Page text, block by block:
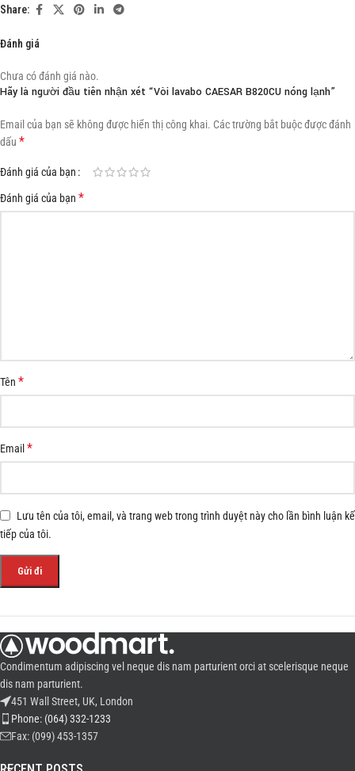
Share:
Đánh giá
Chưa có đánh giá nào.
Hãy là người đầu tiên nhận xét “Vòi lavabo CAESAR B820CU nóng lạnh”
Email của bạn sẽ không được hiển thị công khai. Các trường bắt buộc được đánh
dấu *
Đánh giá của bạn
Đánh giá của bạn *
Tên *
Email*
Lưu tên của tôi, email, và trang web trong trình duyệt này cho lần bình luận kế
tiếp của tôi.
Condimentum adipiscing vel neque dis nam parturient orci at scelerisque neque
dis nam parturient.
451 Wall Street, UK, London
Phone: (064) 332-1233
Fax: (099) 453-1357